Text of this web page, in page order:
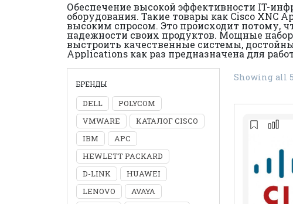
Обеспечение высокой эффективности IT-
оборудования. Такие товары как Cisco XNC
высоким спросом. Это происходит потому,
надежности своих продуктов. Мощные
выстроить качественные системы,
Applications как раз предназначена для
БРЕНДЫ
DELL
POLYCOM
VMWARE
КАТАЛОГ CISCO
IBM
APC
HEWLETT PACKARD
D-LINK
HUAWEI
LENOVO
AVAYA
Showing all